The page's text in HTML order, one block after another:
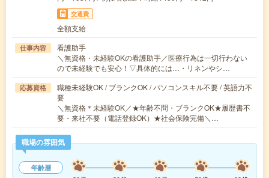
交通費
全額支給
仕事内容
看護助手
＼無資格・未経験OKの看護助手／医療行為は一切行わない
ので未経験でも安心！▽具体的には…・リネンやシ…
応募資格
職種未経験OK / ブランクOK / パソコンスキル不要 / 英語力不
要
＼無資格＊未経験OK／★年齢不問・ブランクOK★履歴書不
要・来社不要（電話登録OK）★社会保険完備＼…
職場の雰囲気
年齢層